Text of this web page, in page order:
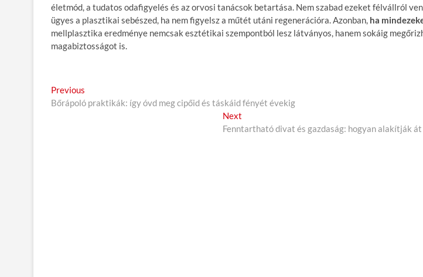
életmód, a tudatos odafigyelés és az orvosi tanácsok betartása. Nem szabad ezeket félvállról
ügyes a plasztikai sebészed, ha nem figyelsz a műtét utáni regenerációra. Azonban, ha
mellplasztika eredménye nemcsak esztétikai szempontból lesz látványos, hanem sokáig
magabiztosságot is.
B
e
Previous
r
Bőrápoló praktikák: így óvd meg cipőid és táskáid fényét évekig
Next
e
Fenntartható divat és gazdaság: hogyan alakítják